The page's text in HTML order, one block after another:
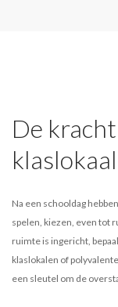
De
Na een schooldag
spelen, kiezen, even tot
ruimte is ingericht,
klaslokalen of
een sleutel om de